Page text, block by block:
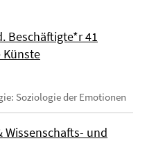
Beschäftigte*r 41
Künste
Soziologie der Emotionen
Wissenschafts- und